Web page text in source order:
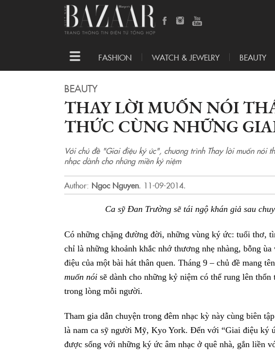
Toggle
navigation
FASHION WATCH & JEWELRY BEAUTY
BEAUTY
THAY LỜI MUỐN NÓI
THỨC CÙNG NHỮNG
Với chủ đề "Giai điệu ký ức", chương trình Thay lời muốn nói
nhạc dành cho những miền kỷ niệm
Author: Ngoc Nguyen. 11-09-2014.
Ca sỹ Đan Trường sẽ tái ngộ khán giả sau
Có những chặng đường đời, những vùng ký ức: tuổi thơ,
chỉ là những khoảnh khắc nhớ thương nhẹ nhàng, bỗng
điệu của một bài hát thân quen. Tháng 9 – chủ đề mang
muốn nói sẽ dành cho những kỷ niệm có thể rung lên
trong lòng mỗi người.
Tham gia dẫn chuyện trong đêm nhạc kỳ này cùng biên
là nam ca sỹ người Mỹ, Kyo York. Đến với “Giai điệu ký
được sống với những ký ức âm nhạc ở quê nhà, gắn liền